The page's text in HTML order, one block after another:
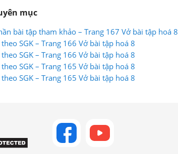
mục
bài tập tham khảo – Trang 167 Vở bài tập hoá 8
SGK – Trang 166 Vở bài tập hoá 8
SGK – Trang 166 Vở bài tập hoá 8
SGK – Trang 165 Vở bài tập hoá 8
SGK – Trang 165 Vở bài tập hoá 8